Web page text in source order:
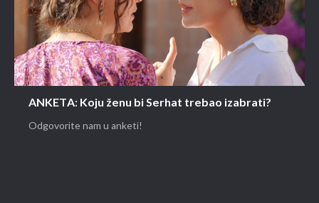
ANKETA: Koju ženu bi Serhat trebao izabrati?
Odgovorite nam u anketi!